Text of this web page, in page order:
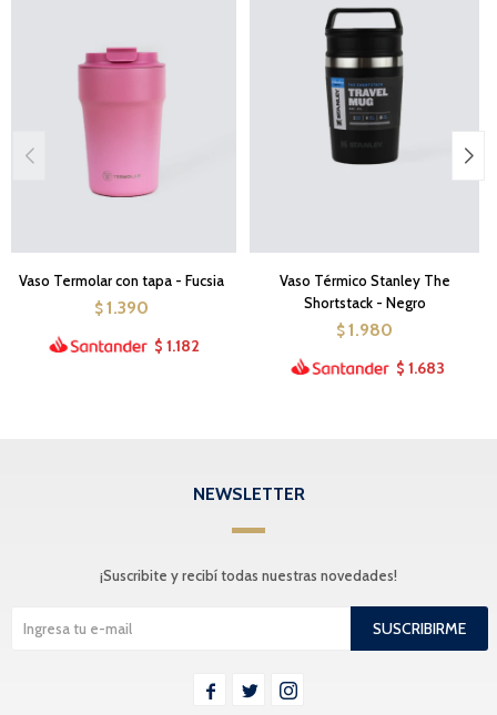
Vaso Termolar con tapa - Fucsia
$ 1.390
$ 1.182
Vaso Térmico Stanley The
Shortstack - Negro
$ 1.980
$ 1.683
NEWSLETTER
¡Suscribite y recibí todas nuestras novedades!
SUSCRIBIRME
  